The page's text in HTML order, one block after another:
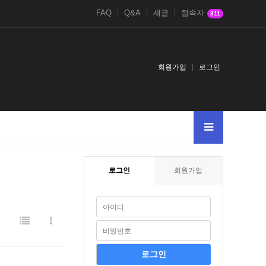
FAQ Q&A 새글 접속자 311
회원가입 로그인
로그인 회원가입